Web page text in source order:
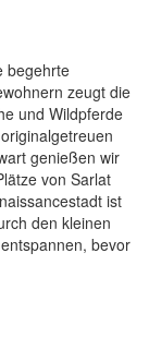
begehrte
zeugt die
und Wildpferde
genießen wir
von Sarlat
ist
den kleinen
bevor